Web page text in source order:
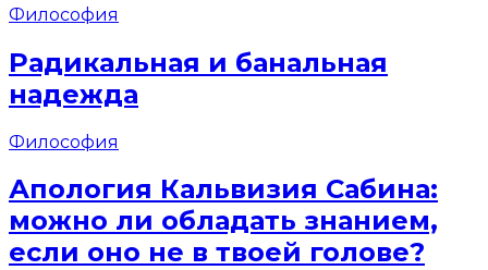
Философия
Радикальная и банальная
надежда
Философия
Апология Кальвизия Сабина:
можно ли обладать знанием,
если оно не в твоей голове?